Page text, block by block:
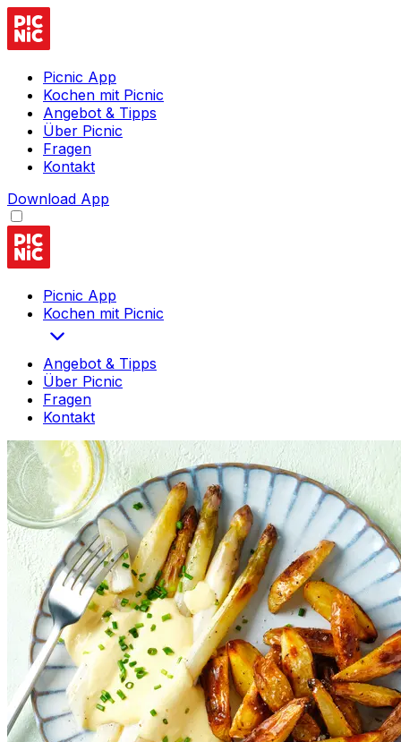
Picnic App
Kochen mit Picnic
Angebot & Tipps
Über Picnic
Fragen
Kontakt
Download App
Picnic App
Kochen mit Picnic
Angebot & Tipps
Über Picnic
Fragen
Kontakt